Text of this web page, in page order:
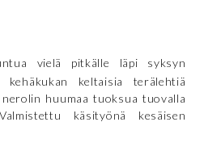
vielä pitkälle läpi syksyn
kehäkukan keltaisia terälehtiä
huumaa tuoksua tuovalla
käsityönä kesäisen